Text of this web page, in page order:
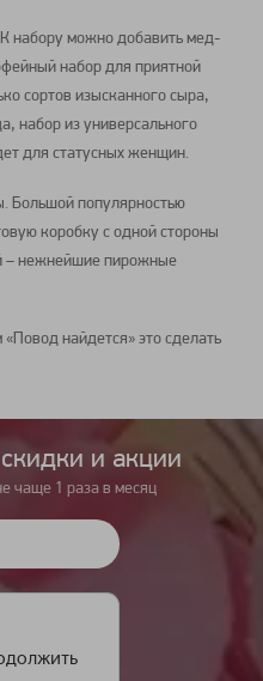
набору можно добавить мед-
набор для приятной
сортов изысканного сыра,
набор из универсального
для статусных женщин.
Большой популярностью
коробку с одной стороны
– нежнейшие пирожные
найдется» это сделать
и акции
чаще 1 раза в месяц